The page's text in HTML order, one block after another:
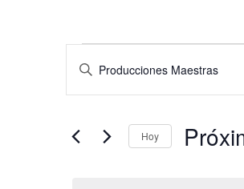
Eventos
Navegación
de
búsqueda
Introduce
Busca
Hoy